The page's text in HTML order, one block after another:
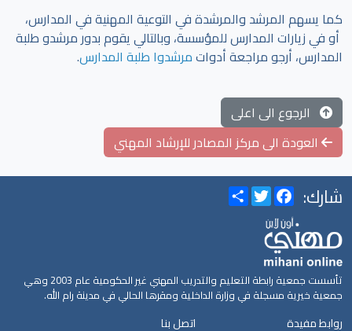
كما يسهم المرشد والمرشدة في التوعية المهنية في المدارس،
أو في زيارات المدارس للمؤسسة، وبالتالي يقوم بدور مرشدو طلبة
المدارس، أرجو مراجعة أدواتمرشدوا طلبة المدارس.
الرجوع الى اعلى
العودة الى مركز المصادر للإرشاد المهني
شارك: ShareTwitterFacebook
تأسست جمعية رابطة التعليم والتدريب المهني غير الحكومية عام 2003 وهي
جمعية خيرية مسجلة في وزارة الداخلية ومقرها الحالي في مدينة رام الله.
روابط مفيدة اتصل بنا